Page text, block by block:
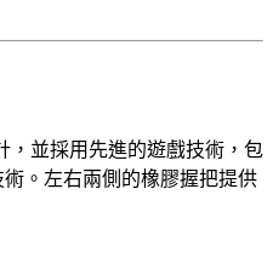
，並採用先進的遊戲技術，包
。左右兩側的橡膠握把提供